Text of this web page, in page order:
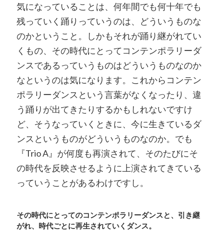
気になっていることは、何年間でも何十年でも
残っていく踊りっていうのは、どういうものな
のかということ。しかもそれが踊り継がれてい
くもの、その時代にとってコンテンポラリーダ
ンスであるっていうものはどういうものなのか
なというのは気になります。これからコンテン
ポラリーダンスという言葉がなくなったり、違
う踊りが出てきたりするかもしれないですけ
ど、そうなっていくときに、今に生きているダ
ンスというものがどういうものなのか。でも
『Trio A』が何度も再演されて、そのたびにそ
の時代を反映させるように上演されてきている
っていうことがあるわけですし。
その時代にとってのコンテンポラリーダンスと、引き継
がれ、時代ごとに再生されていくダンス。